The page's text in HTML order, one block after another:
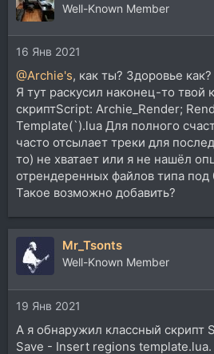
Well-Known Member
16 Янв 2021
@Archie's, как ты? Здоровье как?
Я тут раскусил наконец-то твой
скриптScript: Archie_Render;
Template(`).lua Для полного
часто отсылает треки для
то) не хватает или я не нашёл
отрендеренных файлов типа
Такое возможно добавить?
Mr_Tsonts
Well-Known Member
19 Янв 2021
А я обнаружил классный скрипт
Save - Insert regions